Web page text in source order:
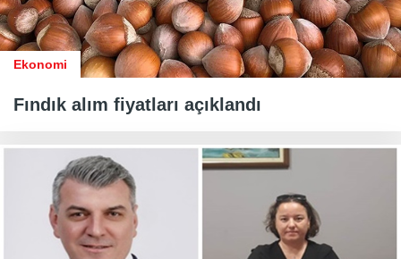
Ekonomi
Fındık alım fiyatları açıklandı